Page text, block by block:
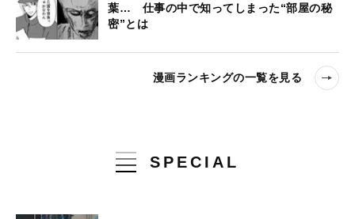
葉… 仕事の中で知ってしまった“部屋の秘
密”とは
漫画ランキングの一覧を見る
SPECIAL